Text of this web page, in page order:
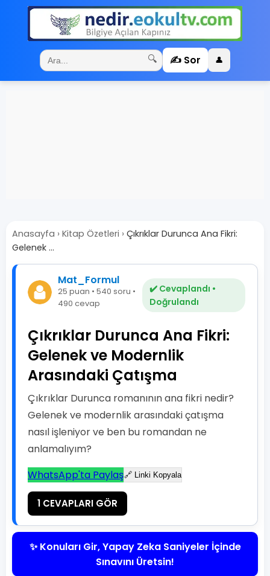
🔍 ✍️ Sor 👤
Anasayfa › Kitap Özetleri › Çıkrıklar Durunca Ana Fikri:
Gelenek ...
Mat_Formul
25 puan • 540 soru •
490 cevap
✔️ Cevaplandı •
Doğrulandı
Çıkrıklar Durunca Ana Fikri:
Gelenek ve Modernlik
Arasındaki Çatışma
Çıkrıklar Durunca romanının ana fikri nedir?
Gelenek ve modernlik arasındaki çatışma
nasıl işleniyor ve ben bu romandan ne
anlamalıyım?
WhatsApp'ta Paylaş🔗 Linki Kopyala
1 CEVAPLARI GÖR
✨ Konuları Gir, Yapay Zeka Saniyeler İçinde
Sınavını Üretsin!